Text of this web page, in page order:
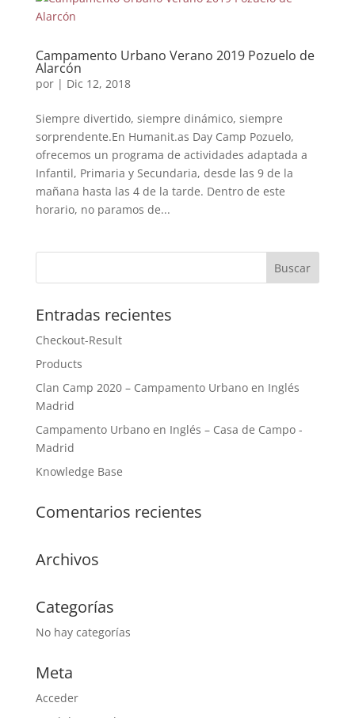
Campamento Urbano Verano 2019 Pozuelo de
Alarcón
por | Dic 12, 2018
Siempre divertido, siempre dinámico, siempre
sorprendente.En Humanit.as Day Camp Pozuelo,
ofrecemos un programa de actividades adaptada a
Infantil, Primaria y Secundaria, desde las 9 de la
mañana hasta las 4 de la tarde. Dentro de este
horario, no paramos de...
Entradas recientes
Checkout-Result
Products
Clan Camp 2020 – Campamento Urbano en Inglés
Madrid
Campamento Urbano en Inglés – Casa de Campo -
Madrid
Knowledge Base
Comentarios recientes
Archivos
Categorías
No hay categorías
Meta
Acceder